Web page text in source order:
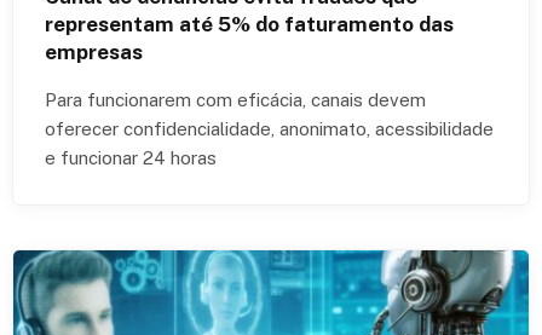
representam até 5% do faturamento das
empresas
Para funcionarem com eficácia, canais devem
oferecer confidencialidade, anonimato, acessibilidade
e funcionar 24 horas